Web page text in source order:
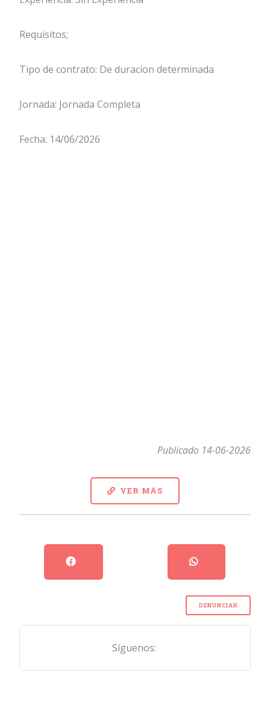
Requisitos;
Tipo de contrato: De duracion determinada
Jornada: Jornada Completa
Fecha: 14/06/2026
Publicado 14-06-2026
VER MÁS
DENUNCIAR
Síguenos: